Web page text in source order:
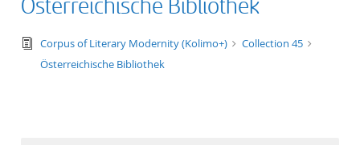
Österreichische Bibliothek
text/tg.edition+tg.aggregation+xml
Corpus of Literary Modernity (Kolimo+)
Collection 45
Österreichische Bibliothek